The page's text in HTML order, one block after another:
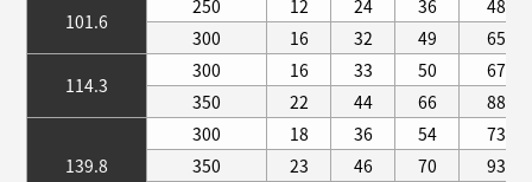
101.6
250 12 24 36
48
300
16 32 49
65
114.3
300 16 33 50
67
350
22 44 66 88
139.8
300 18 36 54
73
350
23 46 70
93